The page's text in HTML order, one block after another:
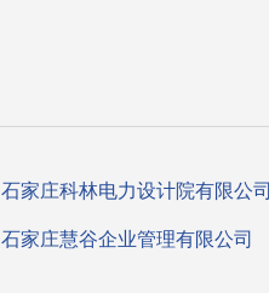
石家庄科林电力设计院有限公司
石家庄慧谷企业管理有限公司